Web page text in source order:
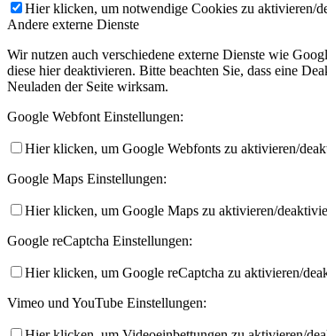
Hier klicken, um notwendige Cookies zu aktivieren/
Andere externe Dienste
Wir nutzen auch verschiedene externe Dienste wie
diese hier deaktivieren. Bitte beachten Sie, dass eine
Neuladen der Seite wirksam.
Google Webfont Einstellungen:
Hier klicken, um Google Webfonts zu aktivieren/
Google Maps Einstellungen:
Hier klicken, um Google Maps zu aktivieren/
Google reCaptcha Einstellungen:
Hier klicken, um Google reCaptcha zu aktivieren/
Vimeo und YouTube Einstellungen: